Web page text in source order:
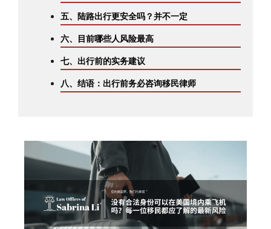
五、陆路出行更安全吗？并不一定
六、目前哪些人风险最高
七、出行前的实务建议
八、结语：出行前务必咨询移民律师